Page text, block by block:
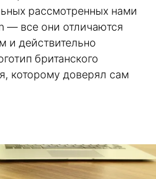
рассмотренных нами
— все они отличаются
и действительно
британского
которому доверял сам